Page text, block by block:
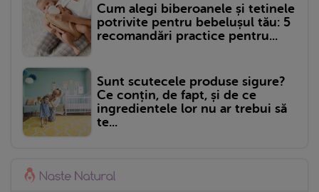
Cum alegi biberoanele și tetinele
potrivite pentru bebelușul tău: 5
recomandări practice pentru...
Sunt scutecele produse sigure?
Ce conțin, de fapt, și de ce
ingredientele lor nu ar trebui să
te...